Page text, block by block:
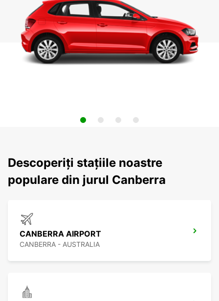
Descoperiți stațiile noastre
populare din jurul Canberra
CANBERRA AIRPORT
CANBERRA - AUSTRALIA